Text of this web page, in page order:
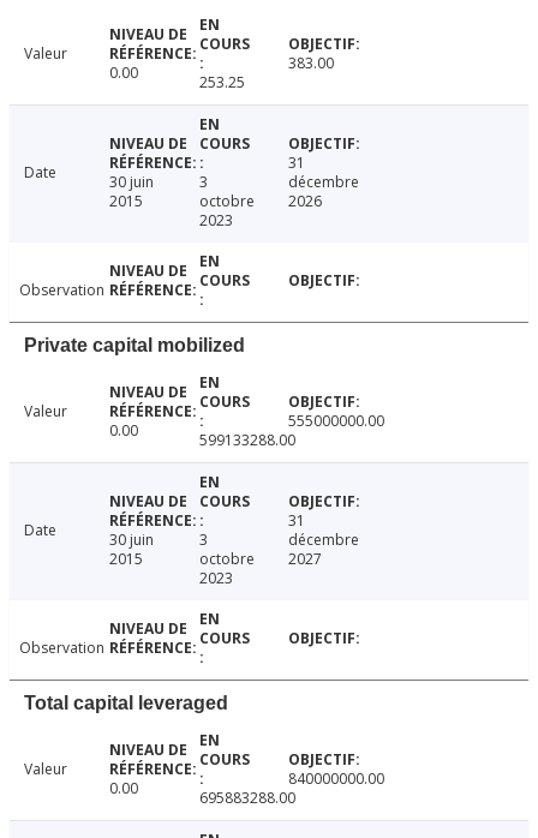
Valeur
0.00
253.25
383.00
Date
30 juin
2015
3
octobre
2023
31
décembre
2026
Observation
Private capital mobilized
Valeur
0.00
599133288.00
555000000.00
Date
30 juin
2015
3
octobre
2023
31
décembre
2027
Observation
Total capital leveraged
Valeur
0.00
695883288.00
840000000.00